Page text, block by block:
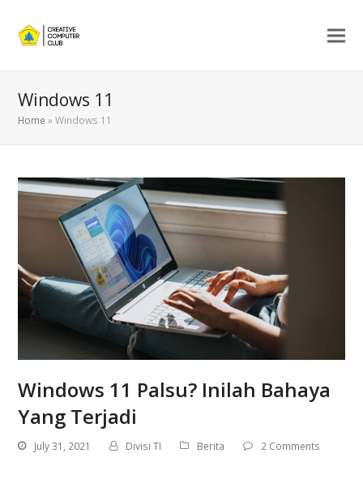
Windows 11
Home »Windows 11
Windows 11 Palsu? Inilah Bahaya
Yang Terjadi
July 31, 2021 Divisi TI Berita 2 Comments